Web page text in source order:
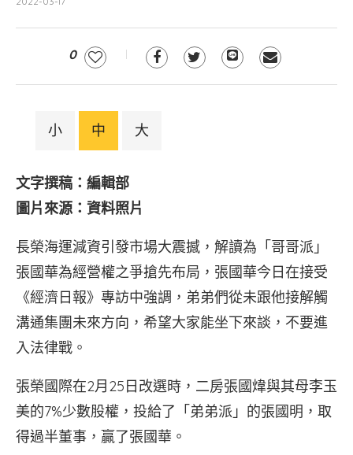
0
小 中 大
文字撰稿：編輯部
圖片來源：資料照片
長榮海運減資引發市場大震撼，解讀為「哥哥派」
張國華為經營權之爭搶先布局，張國華今日在接受
《經濟日報》專訪中強調，弟弟們從未跟他接解觸
溝通集團未來方向，希望大家能坐下來談，不要進
入法律戰。
張榮國際在2月25日改選時，二房張國煒與其母李玉
美的7%少數股權，投給了「弟弟派」的張國明，取
得過半董事，贏了張國華。